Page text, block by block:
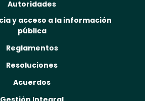
Autoridades
y acceso a la información
pública
Reglamentos
Resoluciones
Acuerdos